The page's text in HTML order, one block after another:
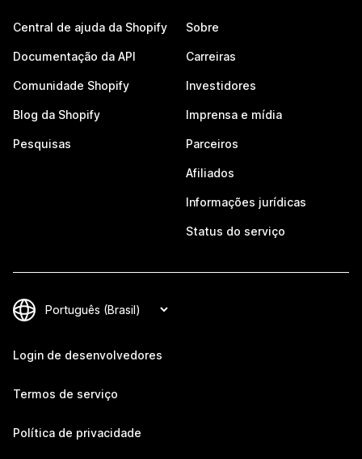
Central de ajuda da Shopify
Documentação da API
Comunidade Shopify
Blog da Shopify
Pesquisas
Sobre
Carreiras
Investidores
Imprensa e mídia
Parceiros
Afiliados
Informações jurídicas
Status do serviço
Login de desenvolvedores
Termos de serviço
Política de privacidade